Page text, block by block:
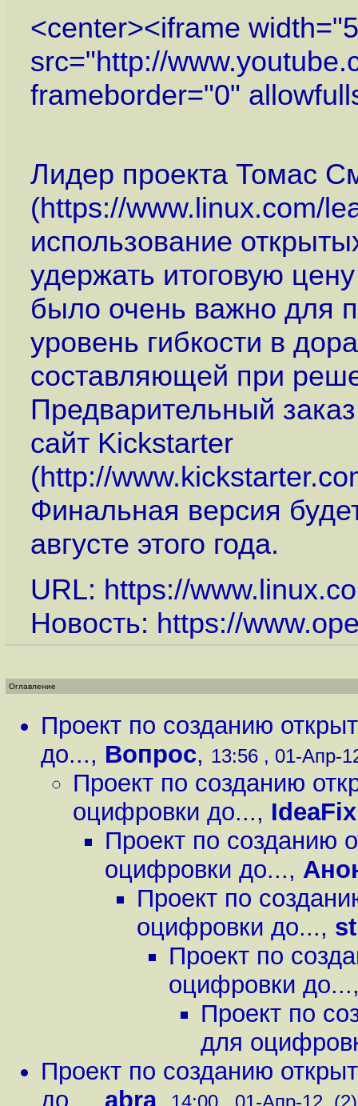
<center><iframe
src="http://
frameborder="0"
Лидер проекта Томас
(https://www.linux.com/
использование
удержать итоговую
было очень важно для
уровень гибкости в
составляющей при
Предварительный
сайт Kickstarter
(http://
Финальная версия
августе этого года.
URL: https://
Новость: https://
Оглавление
Проект по созданию
до..., Вопрос, 13:56 , 01-Апр-
Проект по созданию
оцифровки до..., IdeaFix
Проект по созданию
оцифровки до...,
Проект по
оцифровки до...,
Проект по
оцифровки до...
Проект по
для
Проект по созданию
до...
abra 14:00 , 01-Апр-12, (2)